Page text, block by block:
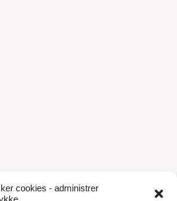
cookies - administrer